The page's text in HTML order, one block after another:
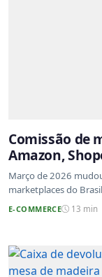
Comissão de
Amazon,
atualizadas
Março de 2026
marketplaces do
E-COMMERCE 13 min